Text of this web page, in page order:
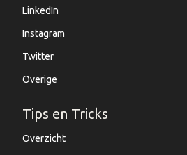
LinkedIn
Instagram
Twitter
Overige
Tips en Tricks
Overzicht